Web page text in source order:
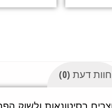
חוות דעת (0)